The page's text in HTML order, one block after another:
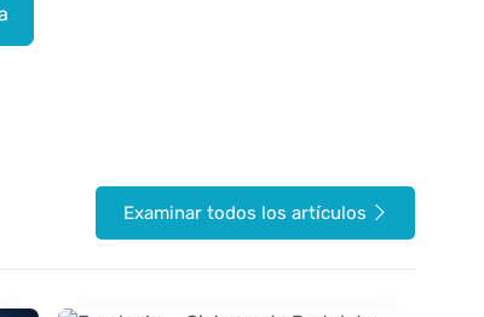
Examinar todos los artículos